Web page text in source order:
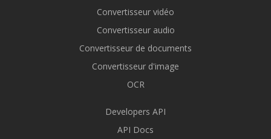
Convertisseur vidéo
Convertisseur audio
Convertisseur de documents
Convertisseur d'image
OCR
Developers API
API Docs